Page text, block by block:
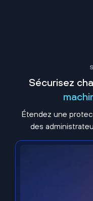
Sécurisez
Étendez une
des